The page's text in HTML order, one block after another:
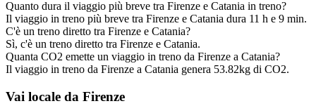
Quanto dura il viaggio più breve tra Firenze e Catania in treno?
Il viaggio in treno più breve tra Firenze e Catania dura 11 h e 9 min.
C'è un treno diretto tra Firenze e Catania?
Sì, c'è un treno diretto tra Firenze e Catania.
Quanta CO2 emette un viaggio in treno da Firenze a Catania?
Il viaggio in treno da Firenze a Catania genera 53.82kg di CO2.
Vai locale da Firenze